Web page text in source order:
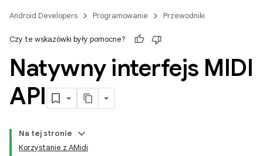
Android Developers Programowanie Przewodniki
Czy te wskazówki były pomocne?
Natywny interfejs MIDI
API
Na tej stronie
Korzystanie z AMidi